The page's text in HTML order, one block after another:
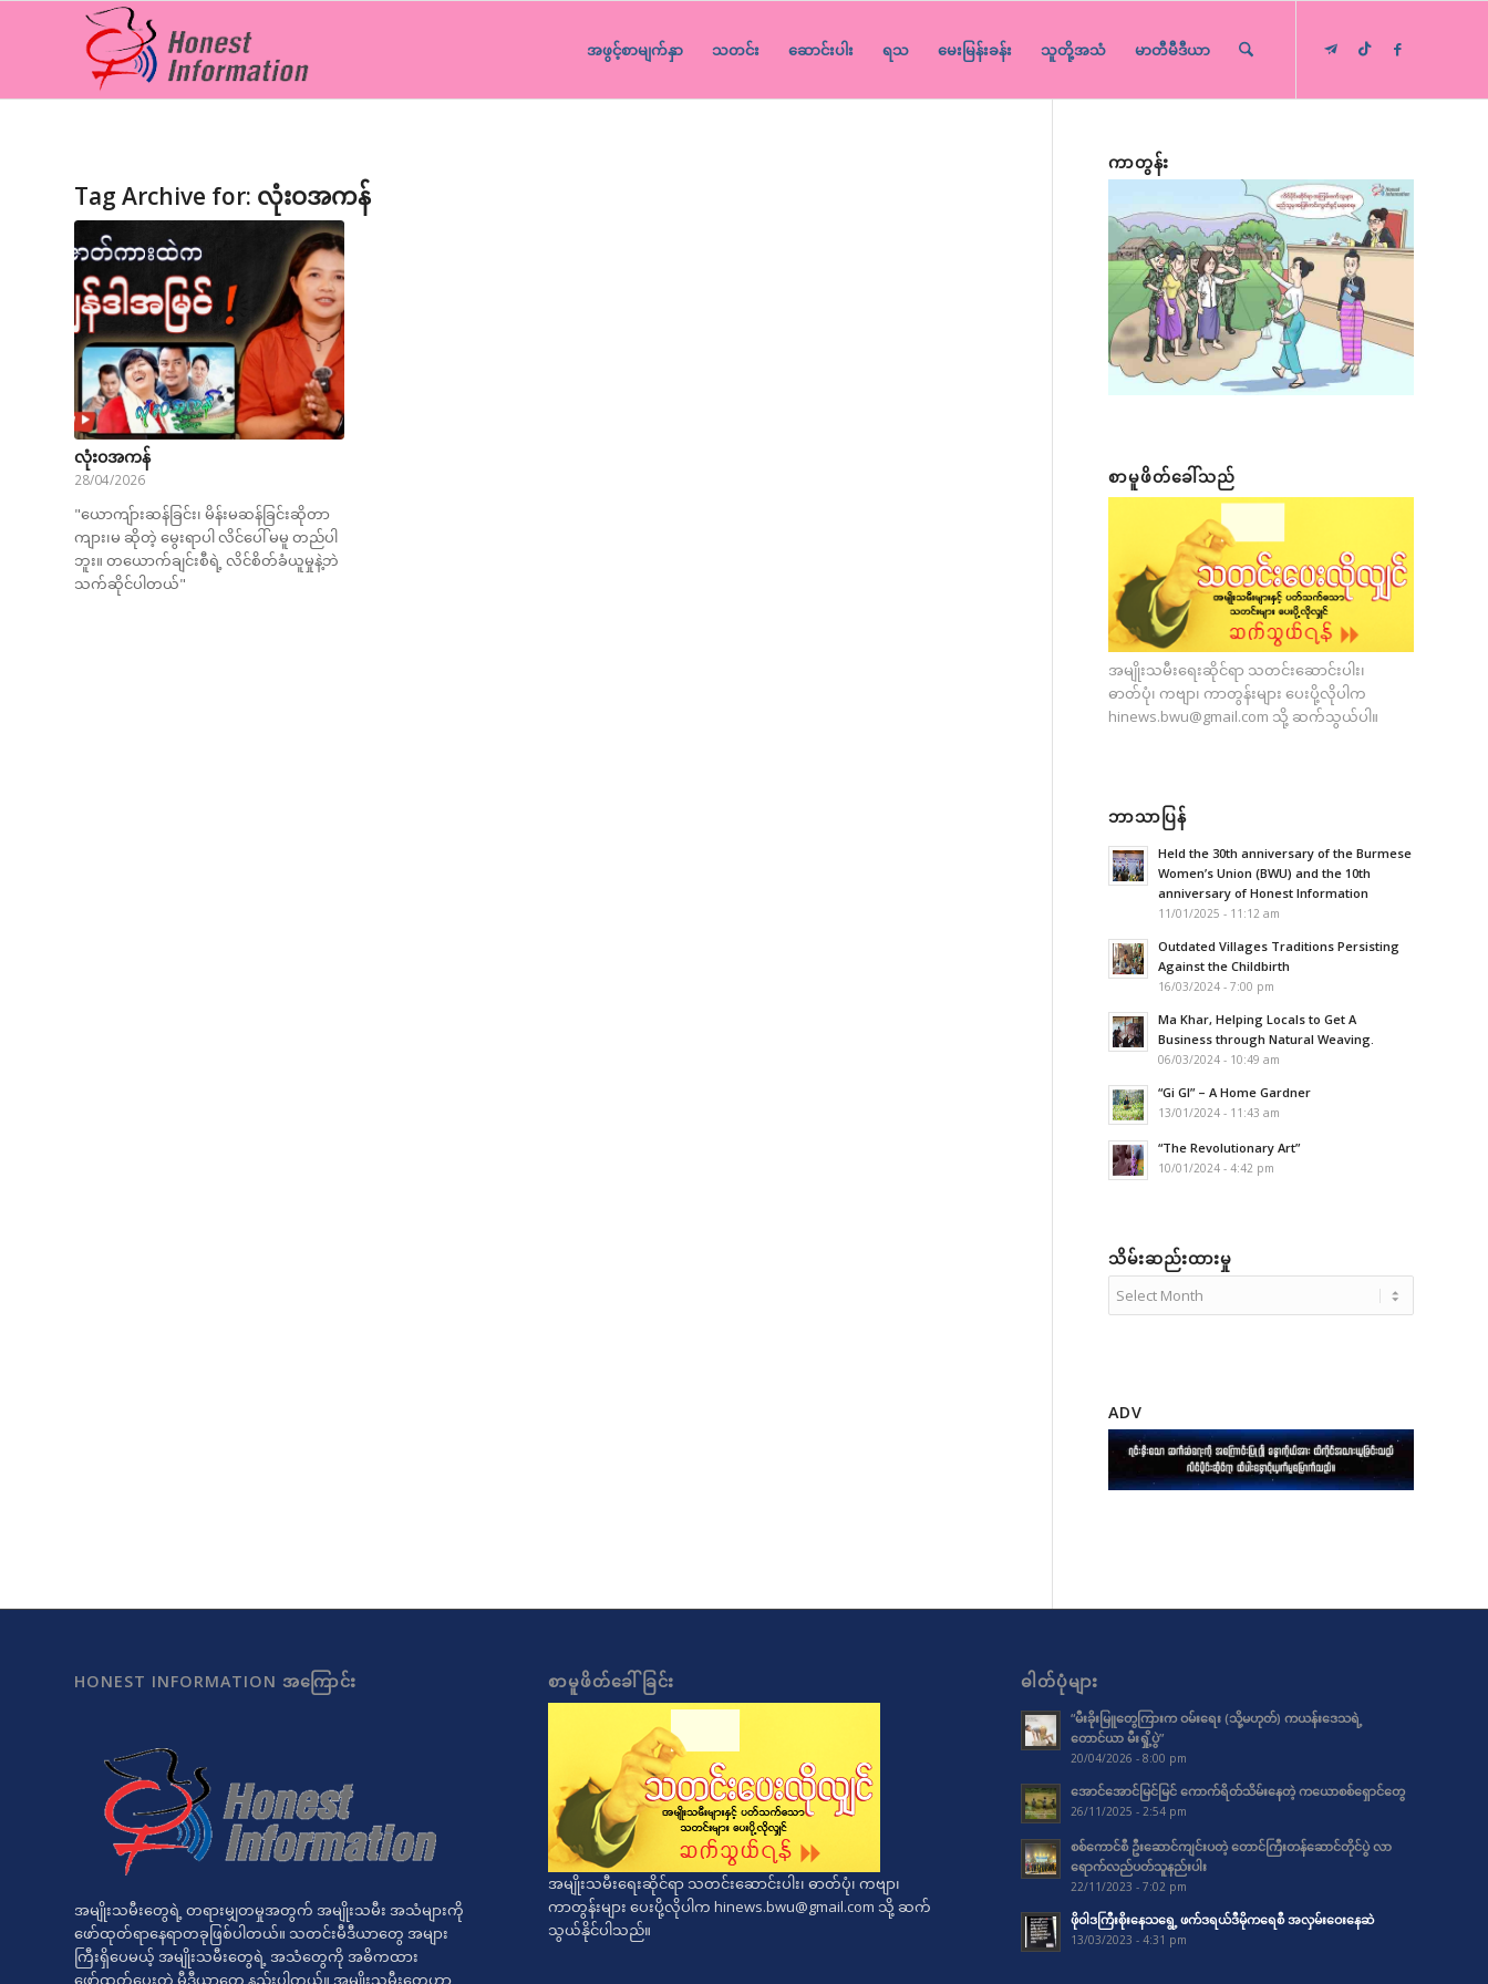
အဖွင့်စာမျက်နှာ သတင်း ဆောင်းပါး ရသ မေးမြန်းခန်း သူတို့အသံ မာတီမီဒီယာ
Tag Archive for: လုံးဝအကန်
လုံး၀အကန်
28/04/2026
"ယောကျ်ားဆန်ခြင်း၊ မိန်းမဆန်ခြင်းဆိုတာ
ကျား၊မ ဆိုတဲ့ မွေးရာပါ လိင်ပေါ် မမူ တည်ပါ
ဘူး။ တယောက်ချင်းစီရဲ့ လိင်စိတ်ခံယူမှုနဲ့ဘဲ
သက်ဆိုင်ပါတယ်"
ကာတွန်း
စာမူဖိတ်ခေါ်သည်
အမျိုးသမီးရေးဆိုင်ရာ သတင်းဆောင်းပါး၊
ဓာတ်ပုံ၊ ကဗျာ၊ ကာတွန်းများ ပေးပို့လိုပါက
hinews.bwu@gmail.com သို့ ဆက်သွယ်ပါ။
ဘာသာပြန်
Held the 30th anniversary of the Burmese
Women’s Union (BWU) and the 10th
anniversary of Honest Information
11/01/2025 - 11:12 am
Outdated Villages Traditions Persisting
Against the Childbirth
16/03/2024 - 7:00 pm
Ma Khar, Helping Locals to Get A
Business through Natural Weaving.
06/03/2024 - 10:49 am
“Gi GI” – A Home Gardner
13/01/2024 - 11:43 am
“The Revolutionary Art”
10/01/2024 - 4:42 pm
သိမ်းဆည်းထားမှု
ADV
HONEST INFORMATION အကြောင်း
အမျိုးသမီးတွေရဲ့ တရားမျှတမှုအတွက် အမျိုးသမီး အသံများကို
ဖော်ထုတ်ရာနေရာတခုဖြစ်ပါတယ်။ သတင်းမီဒီယာတွေ အများ
ကြီးရှိပေမယ့် အမျိုးသမီးတွေရဲ့ အသံတွေကို အဓိကထား
ဖော်ထုတ်ပေးတဲ့ မီဒီယာတွေ နည်းပါတယ်။ အမျိုးသမီးတွေဟာ
စာမူဖိတ်ခေါ်ခြင်း
အမျိုးသမီးရေးဆိုင်ရာ သတင်းဆောင်းပါး၊ ဓာတ်ပုံ၊ ကဗျာ၊
ကာတွန်းများ ပေးပို့လိုပါက hinews.bwu@gmail.com သို့ ဆက်
သွယ်နိုင်ပါသည်။
ဓါတ်ပုံများ
“မီးခိုးမြူတွေကြားက ဝမ်းရေး (သို့မဟုတ်) ကယန်းဒေသရဲ့
တောင်ယာ မီးရှို့ပွဲ”
20/04/2026 - 8:00 pm
အောင်အောင်မြင်မြင် ကောက်ရိတ်သိမ်းနေတဲ့ ကယောစစ်ရှောင်တွေ
26/11/2025 - 2:54 pm
စစ်ကောင်စီ ဦးဆောင်ကျင်းပတဲ့ တောင်ကြီးတန်ဆောင်တိုင်ပွဲ လာ
ရောက်လည်ပတ်သူနည်းပါး
22/11/2023 - 7:02 pm
ဖိုဝါဒကြီးစိုးနေသရွေ့ ဖက်ဒရယ်ဒီမိုကရေစီ အလှမ်းဝေးနေဆဲ
13/03/2023 - 4:31 pm